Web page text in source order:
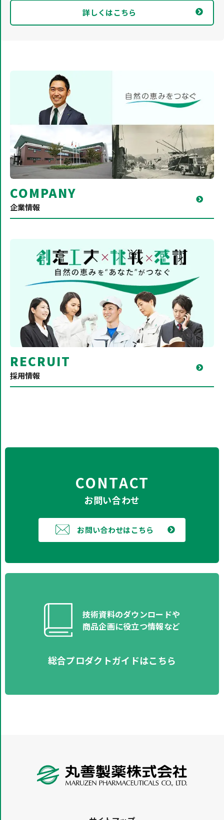
詳しくはこちら
COMPANY
企業情報
RECRUIT
採用情報
CONTACT
お問い合わせ
お問い合わせはこちら
技術資料のダウンロードや​
商品企画に役立つ情報など​
総合プロダクトガイドはこちら